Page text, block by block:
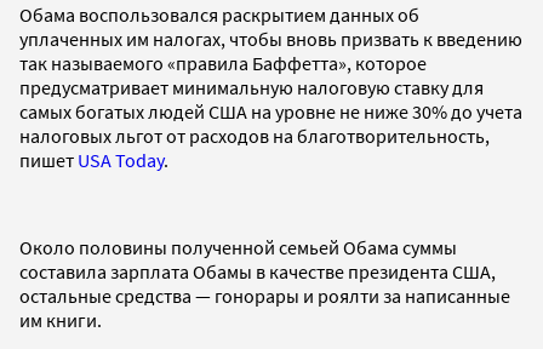
Обама воспользовался раскрытием данных об
уплаченных им налогах, чтобы вновь призвать к введению
так называемого «правила Баффетта», которое
предусматривает минимальную налоговую ставку для
самых богатых людей США на уровне не ниже 30% до учета
налоговых льгот от расходов на благотворительность,
пишет USA Today.
Около половины полученной семьей Обама суммы
составила зарплата Обамы в качестве президента США,
остальные средства — гонорары и роялти за написанные
им книги.